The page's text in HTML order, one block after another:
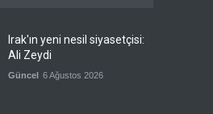
Irak'ın yeni nesil siyasetçisi:
Ali Zeydi
Güncel 6 Ağustos 2026